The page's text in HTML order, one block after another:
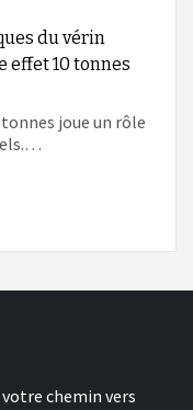
du vérin
effet 10 tonnes
joue un rôle
chemin vers